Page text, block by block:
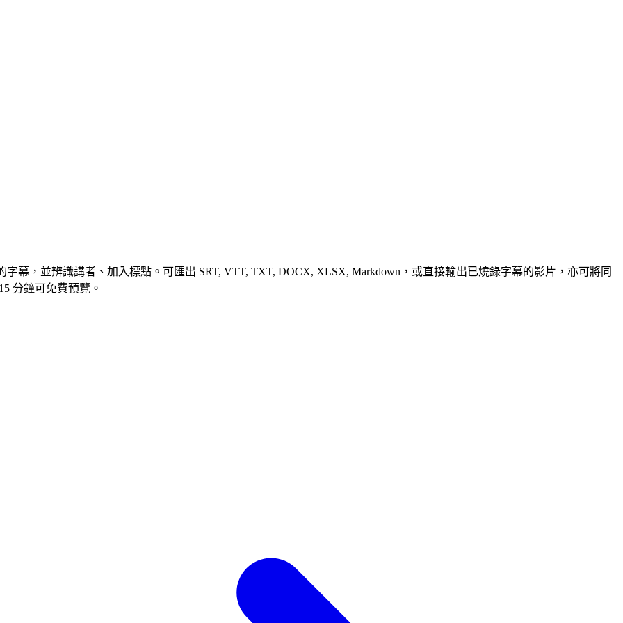
字幕，並辨識講者、加入標點。可匯出 SRT, VTT, TXT, DOCX, XLSX, Markdown，或直接輸出已燒錄字幕的影片，亦可將同
分鐘可免費預覽。